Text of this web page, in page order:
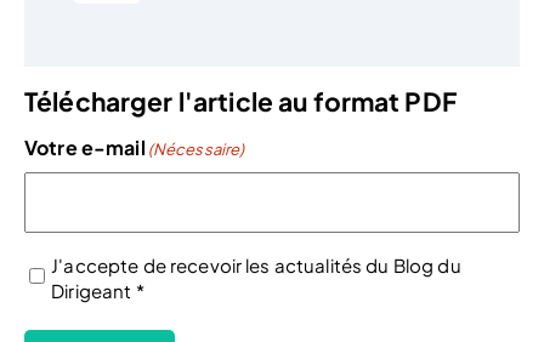
Télécharger l'article au format PDF
Votre e-mail (Nécessaire)
(Nécessaire)
J'accepte de recevoir les actualités du Blog du
Dirigeant *